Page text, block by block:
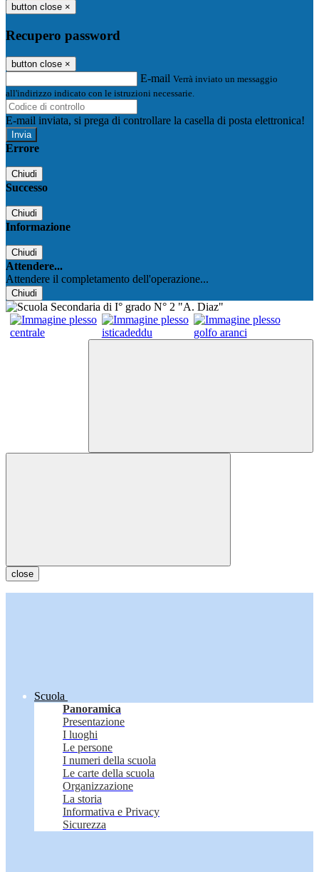
button close ×
Recupero password
button close ×
E-mail Verrà inviato un messaggio
all'indirizzo indicato con le istruzioni necessarie.
E-mail inviata, si prega di controllare la casella di posta elettronica!
Errore
Chiudi
Successo
Chiudi
Informazione
Chiudi
Attendere...
Attendere il completamento dell'operazione...
Chiudi
close
Scuola
Panoramica
Presentazione
I luoghi
Le persone
I numeri della scuola
Le carte della scuola
Organizzazione
La storia
Informativa e Privacy
Sicurezza